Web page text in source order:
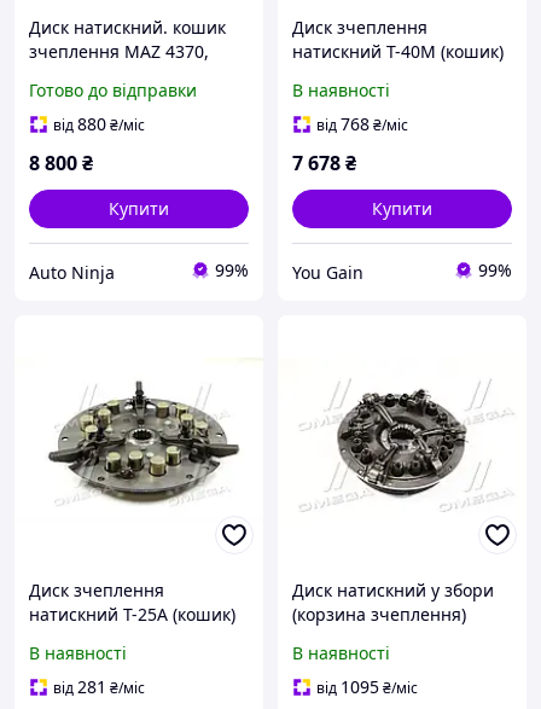
Диск натискний. кошик
зчеплення MAZ 4370,
105332
Готово до відправки
від880₴/міс
8 800₴
Купити
Auto Ninja 99%
Диск зчеплення
натискний Т-40М (кошик)
Б1)
В наявності
від768₴/міс
7 678₴
Купити
You Gain 99%
Диск зчеплення
натискний Т-25А (кошик)
В наявності
від281 ₴/міс
Диск натискний у збори
(корзина зчеплення)
1601050-Б1 UA58
В наявності
від 1095₴/міс